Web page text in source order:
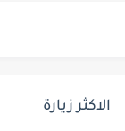
الاكثر زيارة